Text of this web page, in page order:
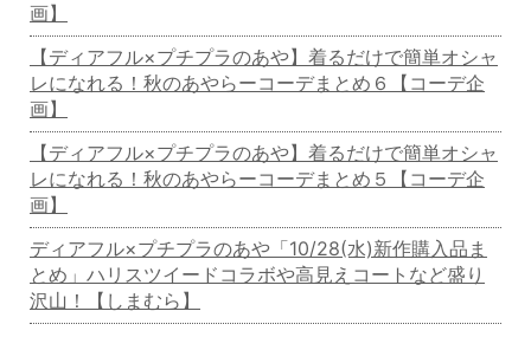
画】
【ディアフル×プチプラのあや】着るだけで簡単オシャ
レになれる！秋のあやらーコーデまとめ６【コーデ企
画】
【ディアフル×プチプラのあや】着るだけで簡単オシャ
レになれる！秋のあやらーコーデまとめ５【コーデ企
画】
ディアフル×プチプラのあや「10/28(水)新作購入品ま
とめ」ハリスツイードコラボや高見えコートなど盛り
沢山！【しまむら】